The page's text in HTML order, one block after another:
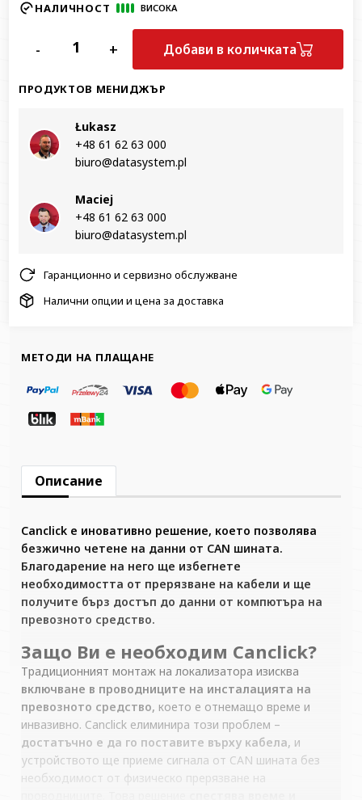
НАЛИЧНОСТ ВИСОКА
- + Добави в количката
ПРОДУКТОВ МЕНИДЖЪР
Łukasz
+48 61 62 63 000‬
biuro@datasystem.pl
Maciej
+48 61 62 63 000‬
biuro@datasystem.pl
Гаранционно и сервизно обслужване
Налични опции и цена за доставка
МЕТОДИ НА ПЛАЩАНЕ
Описание
Canclick е иновативно решение, което позволява
безжично четене на данни от CAN шината.
Благодарение на него ще избегнете
необходимостта от прерязване на кабели и ще
получите бърз достъп до данни от компютъра на
превозното средство.
Защо Ви е необходим Canclick?
Традиционният монтаж на локализатора изисква
включване в проводниците на инсталацията на
превозното средство, което е отнемащо време и
инвазивно. Canclick елиминира този проблем –
достатъчно е да го поставите върху кабела, и
устройството ще приеме сигнала от CAN шината без
необходимост от физическо прерязване на